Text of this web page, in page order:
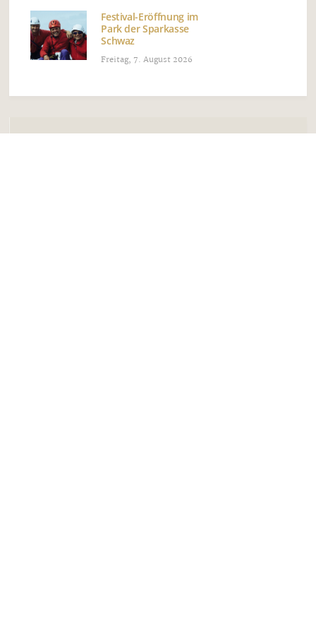
Festival-Eröffnung im
Park der Sparkasse
Schwaz
Freitag, 7. August 2026